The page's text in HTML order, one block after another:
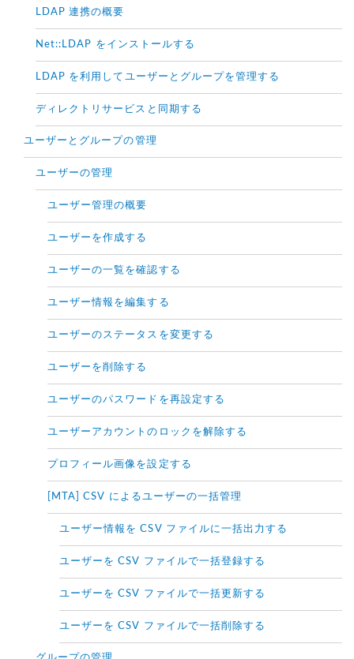
LDAP 連携の概要
Net::LDAP をインストールする
LDAP を利用してユーザーとグループを管理する
ディレクトリサービスと同期する
ユーザーとグループの管理
ユーザーの管理
ユーザー管理の概要
ユーザーを作成する
ユーザーの一覧を確認する
ユーザー情報を編集する
ユーザーのステータスを変更する
ユーザーを削除する
ユーザーのパスワードを再設定する
ユーザーアカウントのロックを解除する
プロフィール画像を設定する
[MTA] CSV によるユーザーの一括管理
ユーザー情報を CSV ファイルに一括出力する
ユーザーを CSV ファイルで一括登録する
ユーザーを CSV ファイルで一括更新する
ユーザーを CSV ファイルで一括削除する